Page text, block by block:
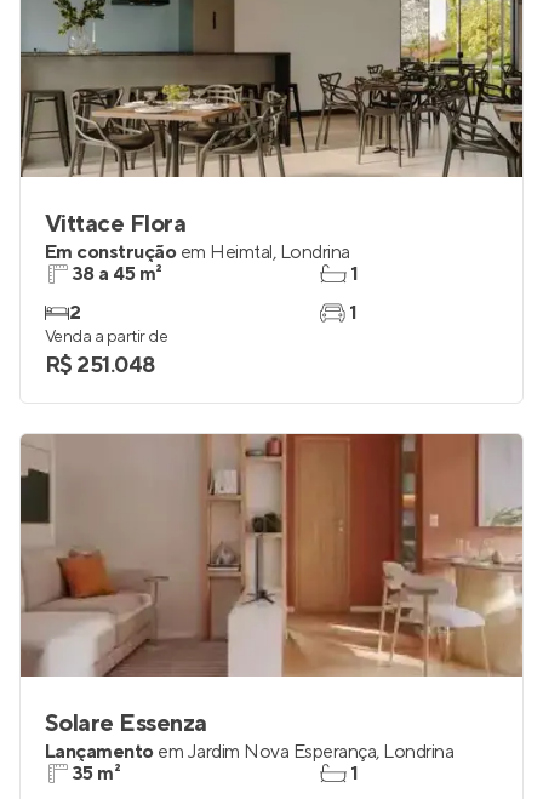
Vittace Flora
Em construção em Heimtal, Londrina
38 a 45 m²
2
1
1
Venda a partir de
R$ 251.048
Solare Essenza
Lançamento em Jardim Nova Esperança, Londrina
35 m²
1